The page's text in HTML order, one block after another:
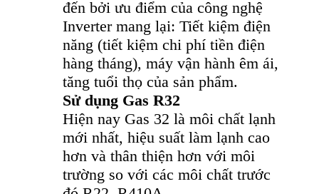
đến bởi ưu điểm của công nghệ
Inverter mang lại: Tiết kiệm điện
năng (tiết kiệm chi phí tiền điện
hàng tháng), máy vận hành êm ái,
tăng tuổi thọ của sản phẩm.
Sử dụng Gas R32
Hiện nay Gas 32 là môi chất lạnh
mới nhất, hiệu suất làm lạnh cao
hơn và thân thiện hơn với môi
trường so với các môi chất trước